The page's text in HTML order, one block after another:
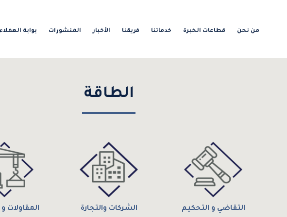
من نحن قطاعات الخبرة خدماتنا فريقنا الأخبار المنشورات بوابة العملاء
الطاقة
التقاضي و التحكيم الشركات والتجارة المقاولات